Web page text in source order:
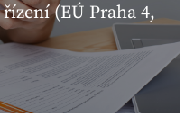
(EÚ Praha 4,